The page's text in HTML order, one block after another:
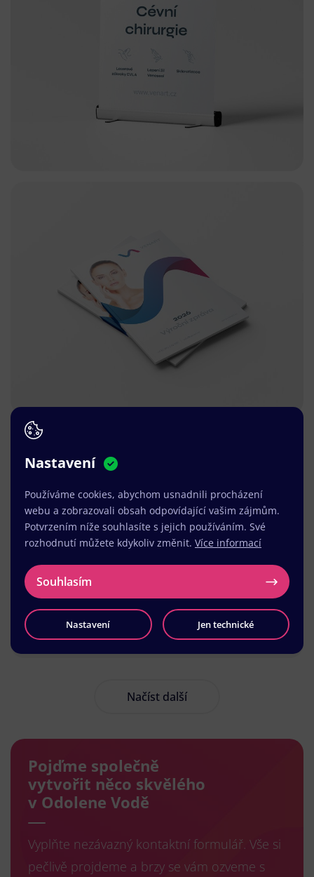
Načíst další
Pojďme společně
vytvořit něco skvělého
v Odolene Vodě
Vyplňte nezávazný kontaktní formulář. Vše si
pečlivě projdeme a brzy se vám ozveme s
Nastavení
Používáme cookies, abychom usnadnili procházení
webu a zobrazovali obsah odpovídající vašim zájmům.
Potvrzením níže souhlasíte s jejich používáním. Své
rozhodnutí můžete kdykoliv změnit. Více informací
Souhlasím
Nastavení Jen technické